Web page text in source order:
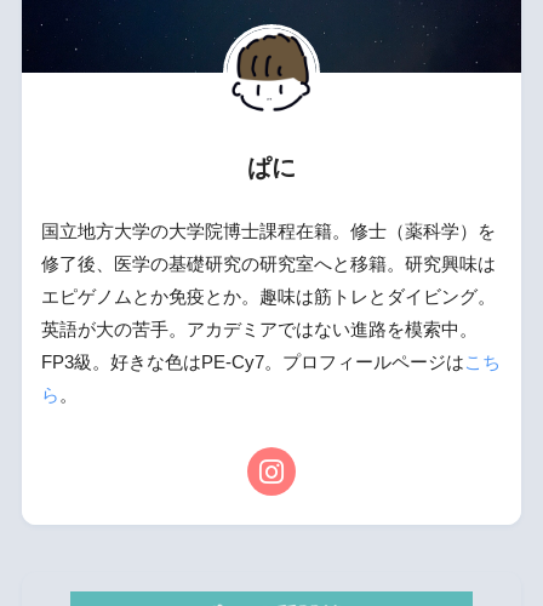
ぱに
国立地方大学の大学院博士課程在籍。修士（薬科学）を
修了後、医学の基礎研究の研究室へと移籍。研究興味は
エピゲノムとか免疫とか。趣味は筋トレとダイビング。
英語が大の苦手。アカデミアではない進路を模索中。
FP3級。好きな色はPE-Cy7。プロフィールページはこち
ら 。